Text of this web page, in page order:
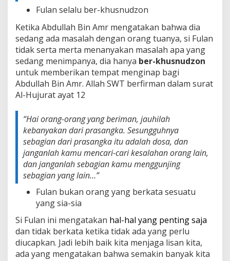
Fulan selalu ber-khusnudzon
Ketika Abdullah Bin Amr mengatakan bahwa dia
sedang ada masalah dengan orang tuanya, si Fulan
tidak serta merta menanyakan masalah apa yang
sedang menimpanya, dia hanya ber-khusnudzon
untuk memberikan tempat menginap bagi
Abdullah Bin Amr. Allah SWT berfirman dalam surat
Al-Hujurat ayat 12
“Hai orang-orang yang beriman, jauhilah
kebanyakan dari prasangka. Sesungguhnya
sebagian dari prasangka itu adalah dosa, dan
janganlah kamu mencari-cari kesalahan orang lain,
dan janganlah sebagian kamu menggunjing
sebagian yang lain…”
Fulan bukan orang yang berkata sesuatu
yang sia-sia
Si Fulan ini mengatakan hal-hal yang penting saja
dan tidak berkata ketika tidak ada yang perlu
diucapkan. Jadi lebih baik kita menjaga lisan kita,
ada yang mengatakan bahwa semakin banyak kita